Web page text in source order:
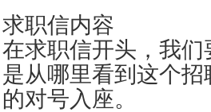
求职信内容
在求职信开头，我
是从哪里看到这个
的对号入座。